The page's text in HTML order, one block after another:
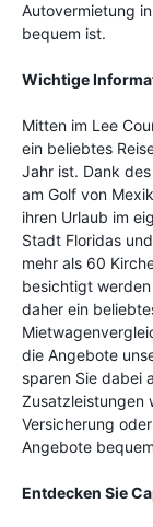
Autovermietung
bequem ist.
Wichtige
Mitten im Lee
ein beliebtes
Jahr ist. Dank
am Golf von
ihren Urlaub im
Stadt Floridas
mehr als 60
besichtigt
daher ein
die Angebote
sparen Sie dabei
Zusatzleistungen
Versicherung
Angebote
Entdecken Sie